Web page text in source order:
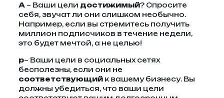
А– Ваши цели достижимый? Спросите
себя, звучат ли они слишком необычно.
Например, если вы стремитесь получить
миллион подписчиков в течение недели,
это будет мечтой, а не целью!
р– Ваши цели в социальных сетях
бесполезны, если они не
соответствующийк вашему бизнесу. Вы
должны убедиться, что ваши цели